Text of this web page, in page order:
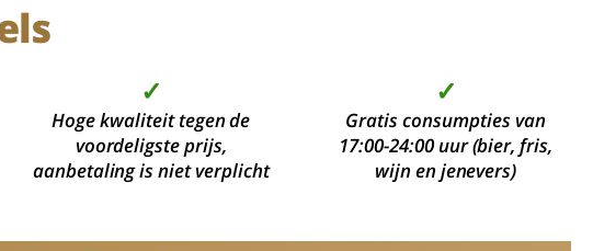
✓
Hoge kwaliteit tegen de
voordeligste prijs,
aanbetaling is niet verplicht
✓
Gratis consumpties van
17:00-24:00 uur (bier, fris,
wijn en jenevers)